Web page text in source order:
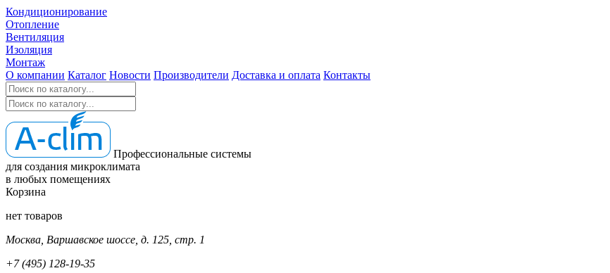
Кондиционирование
Отопление
Вентиляция
Изоляция
Монтаж
О компании Каталог Новости Производители Доставка и оплата Контакты
Профессиональные системы
для создания микроклимата
в любых помещениях
Корзина
нет товаров
Москва, Варшавское шоссе, д. 125, стр. 1
+7 (495) 128-19-35